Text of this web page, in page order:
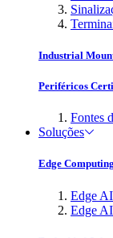
Industrial
Periféricos
Fontes
Soluções
Edge
Edge
Edge